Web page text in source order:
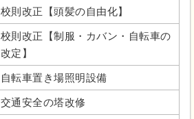
校則改正【頭髪の自由化】
校則改正【制服・カバン・自転車の
改定】
自転車置き場照明設備
交通安全の塔改修